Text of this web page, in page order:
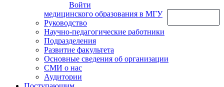
Войти
медицинского образования в МГУ
Руководство
Научно-педагогические работники
Подразделения
Развитие факультета
Основные сведения об организации
СМИ о нас
Аудитории